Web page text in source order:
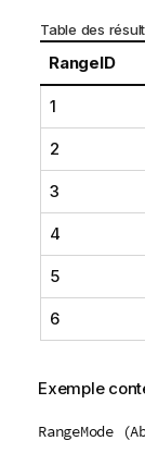
Table des
RangeID
1
2
3
4
5
6
Exemple
RangeMode